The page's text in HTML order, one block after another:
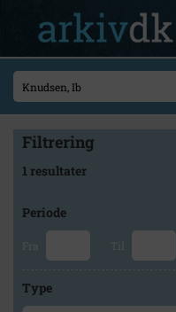
Filtrering
1 resultater
Periode
Fra Til
Type